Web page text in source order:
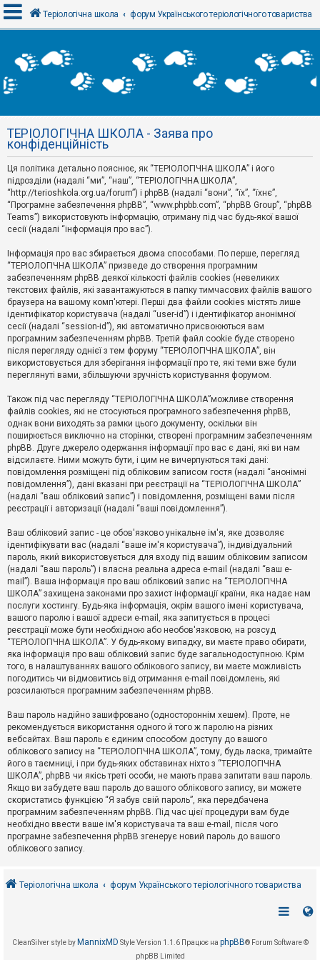
х
і
Р
е
с
т
р
а
ц
і
я
Т
е
м
и
б
е
з
в
і
д
о
і
д
е
й
А
т
и
в
е
м
и
П
о
ш
у
Д
о
м
о
г
Теріологічна школа форум Українського теріологічного товариства
ТЕРІОЛОГІЧНА ШКОЛА - Заява про
конфіденційність
Ця політика детально пояснює, як “ТЕРІОЛОГІЧНА ШКОЛА” і його
підрозділи (надалі “ми”, “наш”, “ТЕРІОЛОГІЧНА ШКОЛА”,
“http://terioshkola.org.ua/forum”) і phpBB (надалі “вони”, “їх”, “їхнє”,
“Програмне забезпечення phpBB”, “www.phpbb.com”, “phpBB Group”, “phpBB
Teams”) використовують інформацію, отриману під час будь-якої вашої
сесії (надалі “інформація про вас”).
Інформація про вас збирається двома способами. По перше, перегляд
“ТЕРІОЛОГІЧНА ШКОЛА” призведе до створення програмним
забезпеченням phpBB деякої кількості файлів cookies (невеликих
текстових файлів, які завантажуються в папку тимчасових файлів вашого
браузера на вашому комп'ютері. Перші два файли cookies містять лише
ідентифікатор користувача (надалі “user-id”) і ідентифікатор анонімної
сесії (надалі “session-id”), які автоматично присвоюються вам
програмним забезпеченням phpBB. Третій файл cookie буде створено
після перегляду однієї з тем форуму “ТЕРІОЛОГІЧНА ШКОЛА”, він
використовується для зберігання інформації про те, які теми вже були
переглянуті вами, збільшуючи зручність користування форумом.
Також під час перегляду “ТЕРІОЛОГІЧНА ШКОЛА”можливе створення
файлів cookies, які не стосуються програмного забезпечення phpBB,
однак вони виходять за рамки цього документу, оскільки він
поширюється виключно на сторінки, створені програмним забезпеченням
phpBB. Друге джерело одержання інформації про вас є дані, які ви нам
відсилаєте. Ними можуть бути, і цим не вичерпуються такі дані:
повідомлення розміщені під обліковим записом гостя (надалі “анонімні
повідомлення”), дані вказані при реєстрації на “ТЕРІОЛОГІЧНА ШКОЛА”
(надалі “ваш обліковий запис”) і повідомлення, розміщені вами після
реєстрації і авторизації (надалі “ваші повідомлення”).
Ваш обліковий запис - це обов'язково унікальне ім'я, яке дозволяє
ідентифікувати вас (надалі “ваше ім'я користувача”), індивідуальний
пароль, який використовується для входу під вашим обліковим записом
(надалі “ваш пароль”) і власна реальна адреса e-mail (надалі “ваш e-
mail”). Ваша інформація про ваш обліковий запис на “ТЕРІОЛОГІЧНА
ШКОЛА” захищена законами про захист інформації країни, яка надає нам
послуги хостингу. Будь-яка інформація, окрім вашого імені користувача,
вашого паролю і вашої адреси e-mail, яка запитується в процесі
реєстрації може бути необхідною або необов'язковою, на розсуд
“ТЕРІОЛОГІЧНА ШКОЛА”. У будь-якому випадку, ви маєте право обирати,
яка інформація про ваш обліковий запис буде загальнодоступною. Крім
того, в налаштуваннях вашого облікового запису, ви маєте можливість
погодитись чи відмовитись від отримання e-mail повідомлень, які
розсилаються програмним забезпеченням phpBB.
Ваш пароль надійно зашифровано (одностороннім хешем). Проте, не
рекомендується використання одного й того ж паролю на різних
вебсайтах. Ваш пароль є єдиним способом доступу до вашого
облікового запису на “ТЕРІОЛОГІЧНА ШКОЛА”, тому, будь ласка, тримайте
його в таємниці, і при будь-яких обставинах ніхто з “ТЕРІОЛОГІЧНА
ШКОЛА”, phpBB чи якісь треті особи, не мають права запитати ваш пароль.
Якщо ви забудете ваш пароль до вашого облікового запису, ви можете
скористатись функцією “Я забув свій пароль”, яка передбачена
програмним забезпеченням phpBB. Під час цієї процедури вам буде
необхідно ввести ваше ім'я користувача та ваш e-mail, після чого
програмне забезпечення phpBB згенерує новий пароль до вашого
облікового запису.
Теріологічна школа форум Українського теріологічного товариства
CleanSilver style by MannixMD Style Version 1.1.6 Працює на phpBB® Forum Software ©
phpBB Limited